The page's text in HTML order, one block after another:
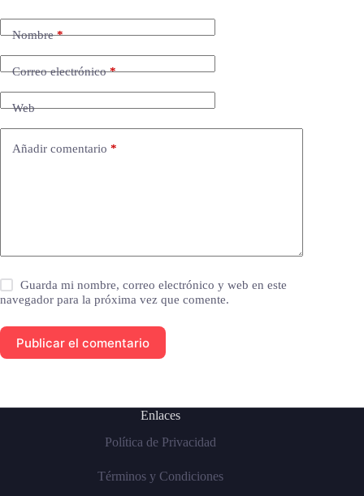
Nombre*
Correo electrónico*
Web
Añadir comentario *
Guarda mi nombre, correo electrónico y web en este
navegador para la próxima vez que comente.
Publicar el comentario
Enlaces
Política de Privacidad
Términos y Condiciones